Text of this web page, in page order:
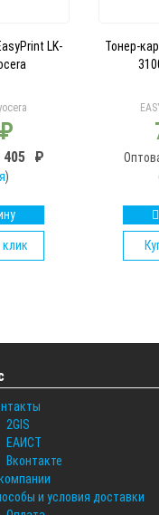
LK-
₽
405 ₽
)
клик
Тонер-
2GIS
ЕАИСТ
Вконтакте
и условия доставки